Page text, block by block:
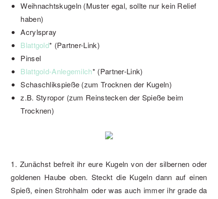
Weihnachtskugeln (Muster egal, sollte nur kein Relief
haben)
Acrylspray
Blattgold* (Partner-Link)
Pinsel
Blattgold-Anlegemilch* (Partner-Link)
Schaschlikspieße (zum Trocknen der Kugeln)
z.B. Styropor (zum Reinstecken der Spieße beim
Trocknen)
1. Zunächst befreit ihr eure Kugeln von der silbernen oder
goldenen Haube oben. Steckt die Kugeln dann auf einen
Spieß, einen Strohhalm oder was auch immer ihr grade da